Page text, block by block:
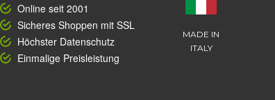
Online seit 2001
Sicheres Shoppen mit SSL
Höchster Datenschutz
Einmalige Preisleistung
MADE IN
ITALY